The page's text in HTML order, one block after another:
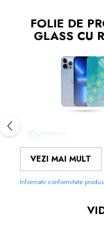
FOLIE DE
GLASS CU
FOLIILE
DE APLICAT
PRODUCEREA
STICLA PE
VEZI MAI MULT
Informatii conformitate produs